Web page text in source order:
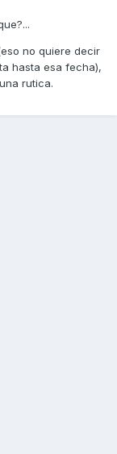
no quiere decir
hasta esa fecha),
rutica.